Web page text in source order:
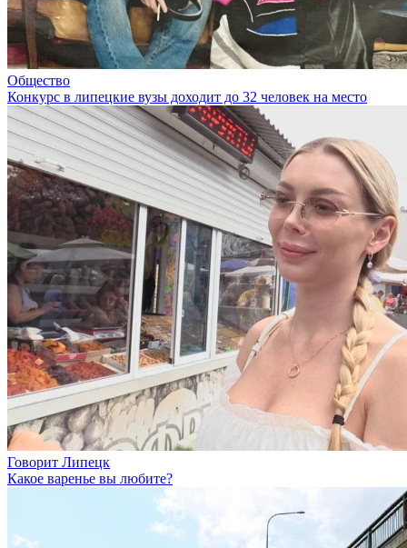
Общество
Конкурс в липецкие вузы доходит до 32 человек на место
Говорит Липецк
Какое варенье вы любите?